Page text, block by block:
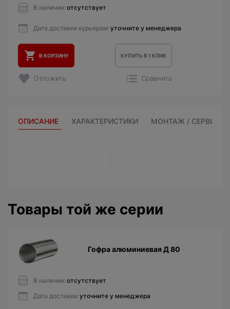
В наличии: отсутствует
Дата доставки курьером: уточните у менеджера
В КОРЗИНУ КУПИТЬ В 1 КЛИК
Отложить Сравнить
ОПИСАНИЕ ХАРАКТЕРИСТИКИ МОНТАЖ / СЕРВИС
Товары той же серии
Гофра алюминиевая Д 80
В наличии: отсутствует
Дата доставки: уточните у менеджера